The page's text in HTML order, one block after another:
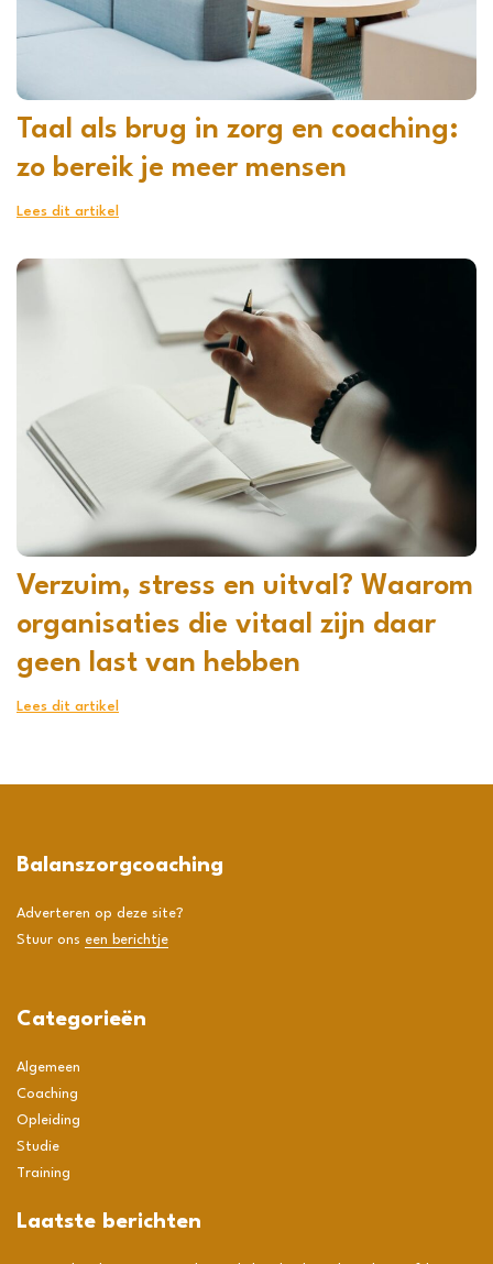
Taal als brug in zorg en coaching:
zo bereik je meer mensen
Lees dit artikel
Verzuim, stress en uitval? Waarom
organisaties die vitaal zijn daar
geen last van hebben
Lees dit artikel
Balanszorgcoaching
Adverteren op deze site?
Stuur ons een berichtje
Categorieën
Algemeen
Coaching
Opleiding
Studie
Training
Laatste berichten